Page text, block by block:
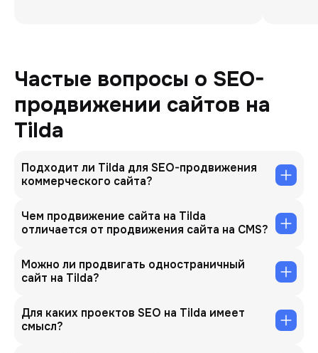
Частые вопросы о SEO-
продвижении сайтов на
Tilda
Подходит ли Tilda для SEO-продвижения
коммерческого сайта?
Чем продвижение сайта на Tilda
отличается от продвижения сайта на CMS?
Можно ли продвигать одностраничный
сайт на Tilda?
Для каких проектов SEO на Tilda имеет
смысл?